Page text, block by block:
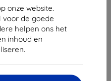
onze website.
voor de goede
helpen ons het
inhoud en